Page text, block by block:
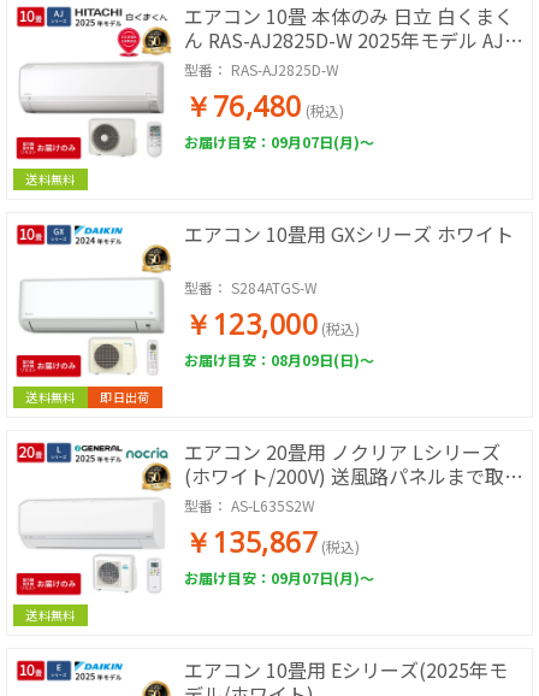
送料無料
エアコン 10畳 本体のみ 日立 白くまく
ん RAS-AJ2825D-W 2025年モデル AJシ
リーズ ルームエアコン 取付工事なし 冷
暖房 単相200V スターホワイト 除湿 コ
ンパクト 壁掛けエアコン エアコン単品
リビング 寝室
型番： RAS-AJ2825D-W
￥76,480 (税込)
お届け目安：09月07日(月)～
送料無料 即日出荷
エアコン 10畳用 GXシリーズ ホワイト
型番： S284ATGS-W
￥123,000 (税込)
お届け目安：08月09日(日)～
送料無料
エアコン 20畳用 ノクリア Lシリーズ
(ホワイト/200V) 送風路パネルまで取り
外し可能でお手入れラクラク
型番： AS-L635S2W
￥135,867 (税込)
お届け目安：09月07日(月)～
エアコン 10畳用 Eシリーズ(2025年モ